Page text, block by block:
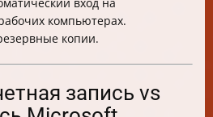
вход на
компьютерах.
копии.
запись vs